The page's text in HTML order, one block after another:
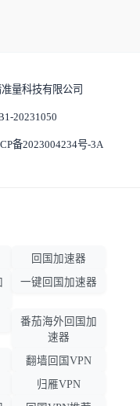
量科技有限公司
20231050
备2023004234号-3A
回国加速器
一键回国加速器
番茄海外回国加
速器
翻墙回国VPN
归雁VPN